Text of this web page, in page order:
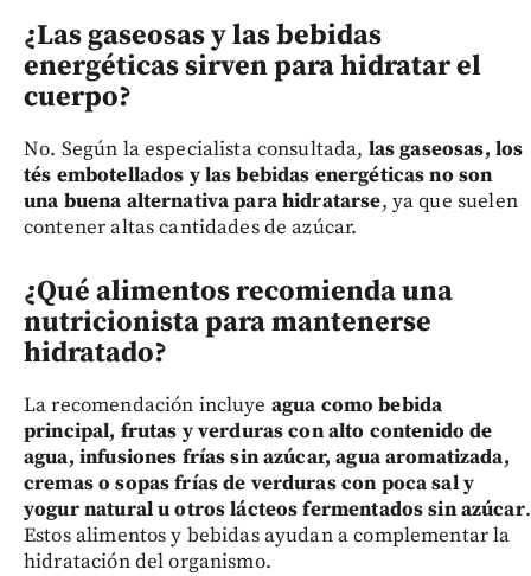
¿Las gaseosas y las bebidas
energéticas sirven para hidratar el
cuerpo?
No. Según la especialista consultada, las gaseosas, los
tés embotellados y las bebidas energéticas no son
una buena alternativa para hidratarse, ya que suelen
contener altas cantidades de azúcar.
¿Qué alimentos recomienda una
nutricionista para mantenerse
hidratado?
La recomendación incluye agua como bebida
principal, frutas y verduras con alto contenido de
agua, infusiones frías sin azúcar, agua aromatizada,
cremas o sopas frías de verduras con poca sal y
yogur natural u otros lácteos fermentados sin azúcar.
Estos alimentos y bebidas ayudan a complementar la
hidratación del organismo.